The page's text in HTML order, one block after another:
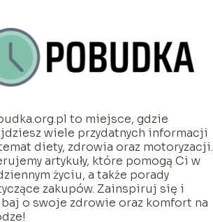
to miejsce, gdzie
wiele przydatnych informacji
diety, zdrowia oraz motoryzacji.
artykuły, które pomogą Ci w
życiu, a także porady
zakupów. Zainspiruj się i
o swoje zdrowie oraz komfort na